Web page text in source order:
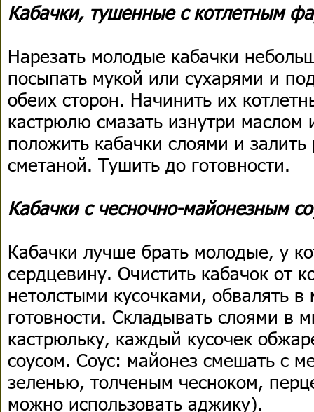
Кабачки, тушенные с котлетным
Нарезать молодые кабачки
посыпать мукой или сухарями и
обеих сторон. Начинить их
кастрюлю смазать изнутри маслом
положить кабачки слоями и
сметаной. Тушить до готовности.
Кабачки с чесночно-майонезным
Кабачки лучше брать молодые, у
сердцевину. Очистить кабачок от
нетолстыми кусочками, обвалять
готовности. Складывать слоями в
кастрюльку, каждый кусочек
соусом. Соус: майонез смешать с
зеленью, толченым чесноком,
можно использовать аджику).